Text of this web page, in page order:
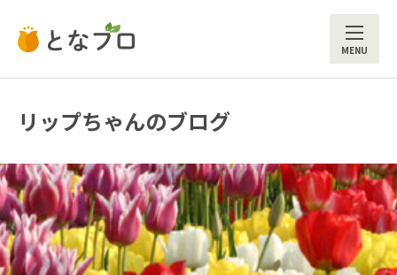
リップちゃんのブログ